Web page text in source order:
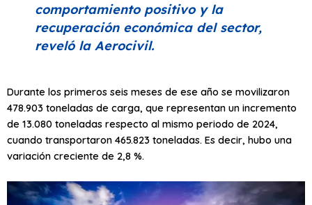
comportamiento positivo y la
recuperación económica del sector,
reveló la Aerocivil.
Durante los primeros seis meses de ese año se movilizaron
478.903 toneladas de carga, que representan un incremento
de 13.080 toneladas respecto al mismo periodo de 2024,
cuando transportaron 465.823 toneladas. Es decir, hubo una
variación creciente de 2,8 %.